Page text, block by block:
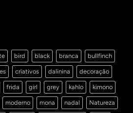
bird black branca bullfinch
criativos dalinina decoração
frida girl grey kahlo kimono
moderno mona nadal Natureza